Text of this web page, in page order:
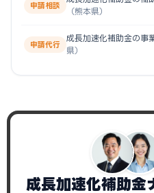
申請相談
（熊本県）
申請代行
成長加速化補助金の事
県）
成長加速化補助金